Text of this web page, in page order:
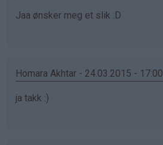
Jaa ønsker meg et slik :D
Homara Akhtar - 24.03.2015 - 17:00
ja takk :)